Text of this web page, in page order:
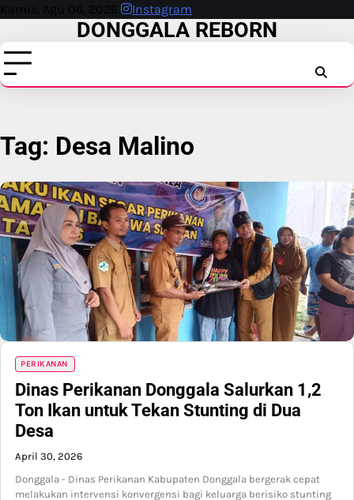
Skip
content
Kamis, Agu 06, 2026 Instagram
DONGGALA REBORN
Tag: Desa Malino
PERIKANAN
Dinas Perikanan Donggala Salurkan 1,2
Ton Ikan untuk Tekan Stunting di Dua
Desa
April 30, 2026
Donggala - Dinas Perikanan Kabupaten Donggala bergerak cepat
melakukan intervensi konvergensi bagi keluarga berisiko stunting